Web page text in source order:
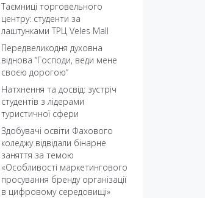
Таємниці торговельного
центру: студенти за
лаштунками ТРЦ Veles Mall
Передвеликодня духовна
віднова ʼʼГосподи, веди мене
своєю дорогоюʼʼ
Натхнення та досвід: зустріч
студентів з лідерами
туристичної сфери
Здобувачі освіти Фахового
коледжу відвідали бінарне
заняття за темою
«Особливості маркетингового
просування бренду організації
в цифровому середовищі»